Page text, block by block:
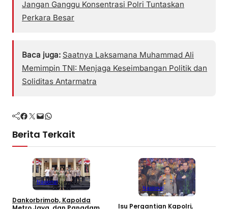
Jangan Ganggu Konsentrasi Polri Tuntaskan
Perkara Besar
Baca juga: Saatnya Laksamana Muhammad Ali
Memimpin TNI: Menjaga Keseimbangan Politik dan
Soliditas Antarmatra
Facebook Twitter Mail WhatsApp
Berita Terkait
Nasional
Dankorbrimob, Kapolda
Nasional
Isu Pergantian Kapolri,